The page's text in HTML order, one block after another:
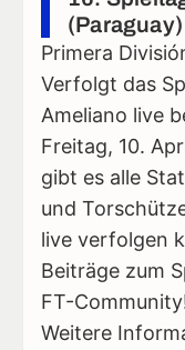
Primera
Verfolgt das
Ameliano live
Freitag, 10.
gibt es alle
und
live verfolgen
Beiträge zum
FT-
Weitere